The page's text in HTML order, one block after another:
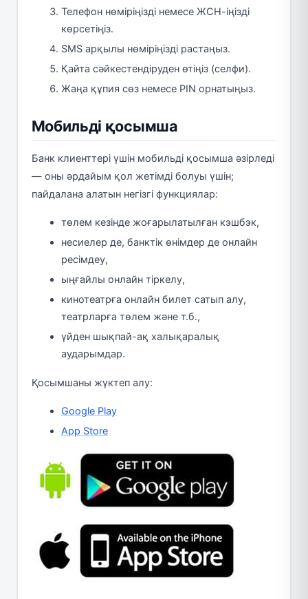
Телефон нөміріңізді немесе ЖСН-іңізді
көрсетіңіз.
SMS арқылы нөміріңізді растаңыз.
Қайта сәйкестендіруден өтіңіз (селфи).
Жаңа құпия сөз немесе PIN орнатыңыз.
Мобильді қосымша
Банк клиенттері үшін мобильді қосымша әзірледі
— оны әрдайым қол жетімді болуы үшін;
пайдалана алатын негізгі функциялар:
төлем кезінде жоғарылатылған кэшбэк,
несиелер де, банктік өнімдер де онлайн
ресімдеу,
ыңғайлы онлайн тіркелу,
кинотеатрға онлайн билет сатып алу,
театрларға төлем және т.б.,
үйден шықпай-ақ халықаралық
аударымдар.
Қосымшаны жүктеп алу:
Google Play
App Store